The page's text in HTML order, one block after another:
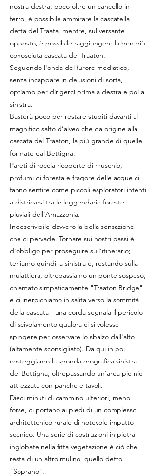
nostra destra, poco oltre un cancello in
ferro, è possibile ammirare la cascatella
detta del Traata, mentre, sul versante
opposto, è possibile raggiungere la ben più
conosciuta cascata del Traaton.
Seguendo l'onda del furore mediatico,
senza incappare in delusioni di sorta,
optiamo per dirigerci prima a destra e poi a
sinistra.
Basterà poco per restare stupiti davanti al
magnifico salto d’alveo che da origine alla
cascata del Traaton, la più grande di quelle
formate dal Bettigna.
Pareti di roccia ricoperte di muschio,
profumi di foresta e fragore delle acque ci
fanno sentire come piccoli esploratori intenti
a districarsi tra le leggendarie foreste
pluviali dell'Amazzonia.
Indescrivibile davvero la bella sensazione
che ci pervade. Tornare sui nostri passi è
d'obbligo per proseguire sull'itinerario;
teniamo quindi la sinistra e, restando sulla
mulattiera, oltrepassiamo un ponte sospeso,
chiamato simpaticamente "Traaton Bridge"
e ci inerpichiamo in salita verso la sommità
della cascata - una corda segnala il pericolo
di scivolamento qualora ci si volesse
spingere per osservare lo sbalzo dall'alto
(altamente sconsigliato). Da qui in poi
costeggiamo la sponda orografica sinistra
del Bettigna, oltrepassando un'area pic-nic
attrezzata con panche e tavoli.
Dieci minuti di cammino ulteriori, meno
forse, ci portano ai piedi di un complesso
architettonico rurale di notevole impatto
scenico. Una serie di costruzioni in pietra
inglobate nella fitta vegetazione è ciò che
resta di un altro mulino, quello detto
"Soprano".